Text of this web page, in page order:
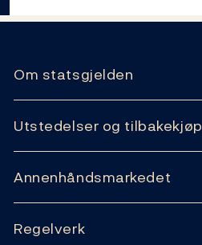
Om statsgjelden
Utstedelser og tilbakekjøp
Annenhåndsmarkedet
Regelverk